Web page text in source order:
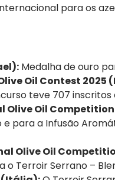
para os
Medalha de ouro
Oil Contest 2025
teve 707 inscritos
Oil
para a Infusão
Olive Oil
o Terroir Serrano –